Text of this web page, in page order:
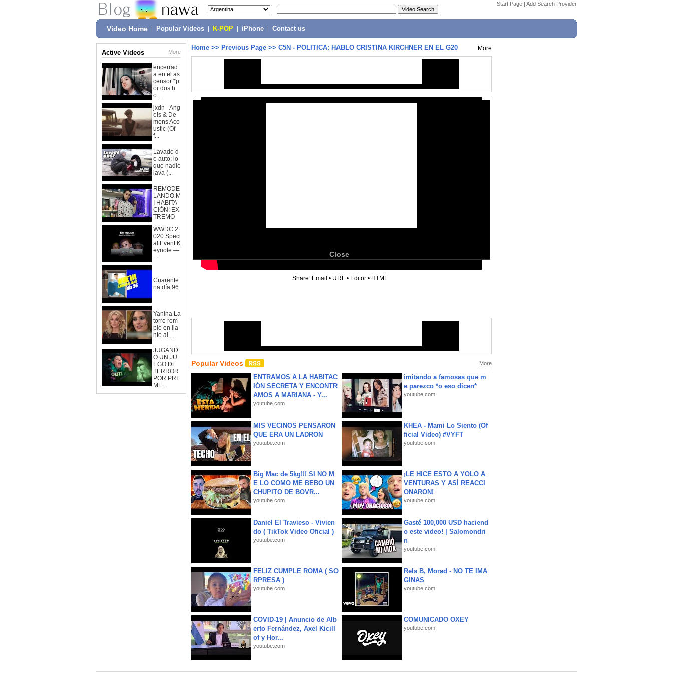
Start Page | Add Search Provider
Video Home Popular Videos K-POP iPhone Contact us
Active Videos More
encerrad
a en el as
censor *p
or dos h
o...
jxdn - Ang
els & De
mons Aco
ustic (Of
f...
Lavado d
e auto: lo
que nadie
lava (...
REMODE
LANDO M
I HABITA
CIÓN: EX
TREMO
WWDC 2
020 Speci
al Event K
eynote —
...
Cuarente
na día 96
Yanina La
torre rom
pió en lla
nto al ...
JUGAND
O UN JU
EGO DE
TERROR
POR PRI
ME...
Home >> Previous Page >> C5N - POLITICA: HABLO CRISTINA KIRCHNER EN EL G20 More
Close
Share: Email • URL • Editor • HTML
Popular Videos More
ENTRAMOS A LA HABITAC
IÓN SECRETA Y ENCONTR
AMOS A MARIANA - Y...
youtube.com
imitando a famosas que m
e parezco *o eso dicen*
youtube.com
MIS VECINOS PENSARON
QUE ERA UN LADRON
youtube.com
KHEA - Mami Lo Siento (Of
ficial Video) #VYFT
youtube.com
Big Mac de 5kg!!! SI NO M
E LO COMO ME BEBO UN
CHUPITO DE BOVR...
youtube.com
¡LE HICE ESTO A YOLO A
VENTURAS Y ASÍ REACCI
ONARON!
youtube.com
Daniel El Travieso - Vivien
do ( TikTok Video Oficial )
youtube.com
Gasté 100,000 USD haciend
o este video! | Salomondri
n
youtube.com
FELIZ CUMPLE ROMA ( SO
RPRESA )
youtube.com
Rels B, Morad - NO TE IMA
GINAS
youtube.com
COVID-19 | Anuncio de Alb
erto Fernández, Axel Kicill
of y Hor...
youtube.com
COMUNICADO OXEY
youtube.com